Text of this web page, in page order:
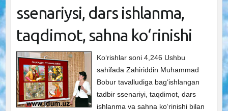
ssenariysi, dars ishlanma,
taqdimot, sahna ko‘rinishi
Ko‘rishlar soni 4,246 Ushbu
sahifada Zahiriddin Muhammad
Bobur tavalludiga bag‘ishlangan
tadbir ssenariyi, taqdimot, dars
ishlanma va sahna ko‘rinishi bilan